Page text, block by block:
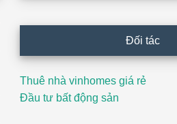
Đối tác
Thuê nhà vinhomes giá rẻ
Đầu tư bất động sản